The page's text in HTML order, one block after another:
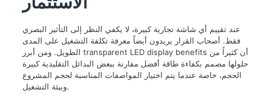
عند تقييم أي شاشة تجارية كبيرة، لا يكفي النظر إلى التأثير البصري
فقط. أصحاب القرار يريدون أيضاً معرفة تكلفة التشغيل على المدى
الطويل. ومن أبرز transparent LED display benefits أن كثيراً من
حلولها مصمم بكفاءة طاقة أفضل مقارنة ببعض البدائل التقليدية كبيرة
الحجم، خاصة عندما يتم اختيار المواصفات المناسبة لحجم المشروع
وبيئة التشغيل.